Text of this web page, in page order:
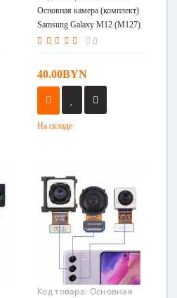
камера (комплект)
Samsung Galaxy M12
(M127)
Основная камера (комплект)
Samsung Galaxy M12 (M127)
0
40.00BYN
На складе
Код товара: Основная